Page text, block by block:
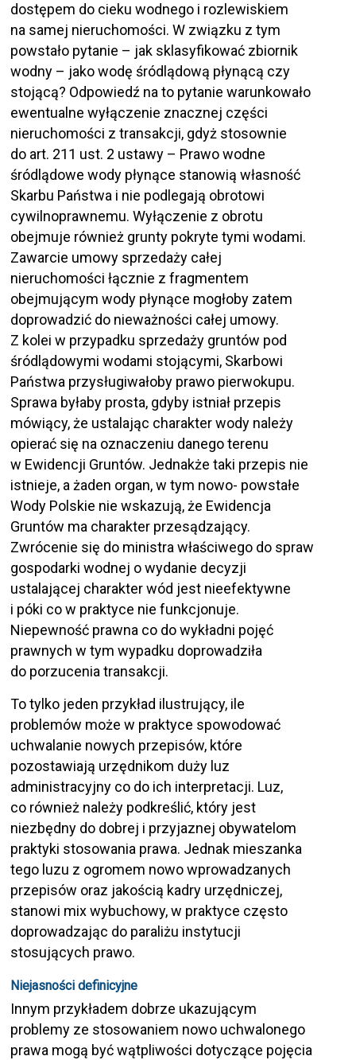
dostępem do cieku wodnego i rozlewiskiem
na samej nieruchomości. W związku z tym
powstało pytanie – jak sklasyfikować zbiornik
wodny – jako wodę śródlądową płynącą czy
stojącą? Odpowiedź na to pytanie warunkowało
ewentualne wyłączenie znacznej części
nieruchomości z transakcji, gdyż stosownie
do art. 211 ust. 2 ustawy – Prawo wodne
śródlądowe wody płynące stanowią własność
Skarbu Państwa i nie podlegają obrotowi
cywilnoprawnemu. Wyłączenie z obrotu
obejmuje również grunty pokryte tymi wodami.
Zawarcie umowy sprzedaży całej
nieruchomości łącznie z fragmentem
obejmującym wody płynące mogłoby zatem
doprowadzić do nieważności całej umowy.
Z kolei w przypadku sprzedaży gruntów pod
śródlądowymi wodami stojącymi, Skarbowi
Państwa przysługiwałoby prawo pierwokupu.
Sprawa byłaby prosta, gdyby istniał przepis
mówiący, że ustalając charakter wody należy
opierać się na oznaczeniu danego terenu
w Ewidencji Gruntów. Jednakże taki przepis nie
istnieje, a żaden organ, w tym nowo- powstałe
Wody Polskie nie wskazują, że Ewidencja
Gruntów ma charakter przesądzający.
Zwrócenie się do ministra właściwego do spraw
gospodarki wodnej o wydanie decyzji
ustalającej charakter wód jest nieefektywne
i póki co w praktyce nie funkcjonuje.
Niepewność prawna co do wykładni pojęć
prawnych w tym wypadku doprowadziła
do porzucenia transakcji.
To tylko jeden przykład ilustrujący, ile
problemów może w praktyce spowodować
uchwalanie nowych przepisów, które
pozostawiają urzędnikom duży luz
administracyjny co do ich interpretacji. Luz,
co również należy podkreślić, który jest
niezbędny do dobrej i przyjaznej obywatelom
praktyki stosowania prawa. Jednak mieszanka
tego luzu z ogromem nowo wprowadzanych
przepisów oraz jakością kadry urzędniczej,
stanowi mix wybuchowy, w praktyce często
doprowadzając do paraliżu instytucji
stosujących prawo.
Niejasności definicyjne
Innym przykładem dobrze ukazującym
problemy ze stosowaniem nowo uchwalonego
prawa mogą być wątpliwości dotyczące pojęcia